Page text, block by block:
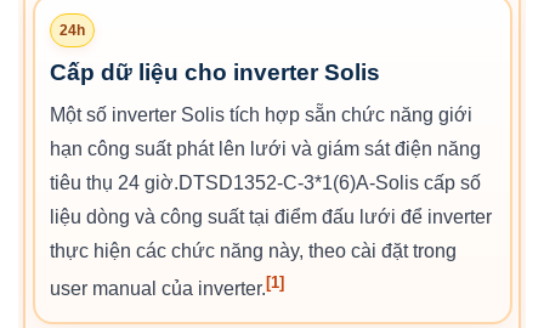
24h
Cấp dữ liệu cho inverter Solis
Một số inverter Solis tích hợp sẵn chức năng giới
hạn công suất phát lên lưới và giám sát điện năng
tiêu thụ 24 giờ.DTSD1352-C-3*1(6)A-Solis cấp số
liệu dòng và công suất tại điểm đấu lưới để inverter
thực hiện các chức năng này, theo cài đặt trong
user manual của inverter. [1]